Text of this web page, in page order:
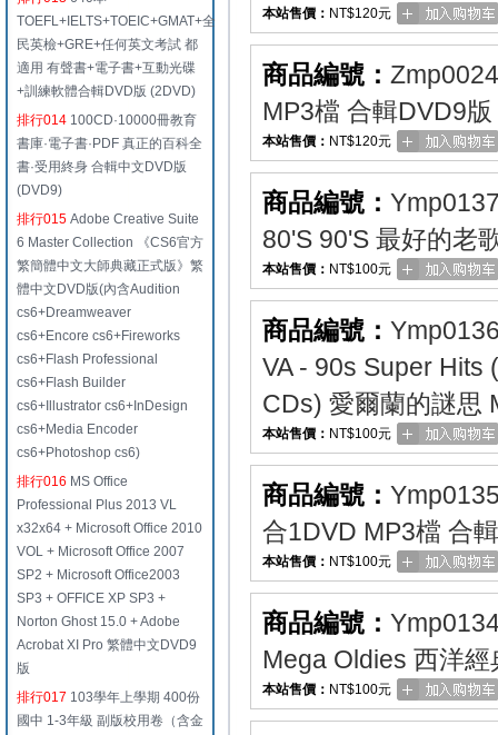
TOEFL+IELTS+TOEIC+GMAT+全
民英檢+GRE+任何英文考試 都
適用 有聲書+電子書+互動光碟
+訓練軟體合輯DVD版 (2DVD)
排行014 100CD·10000冊教育
書庫·電子書·PDF 真正的百科全
書·受用終身 合輯中文DVD版
(DVD9)
排行015 Adobe Creative Suite
6 Master Collection 《CS6官方
繁簡體中文大師典藏正式版》繁
體中文DVD版(內含Audition
cs6+Dreamweaver
cs6+Encore cs6+Fireworks
cs6+Flash Professional
cs6+Flash Builder
cs6+Illustrator cs6+InDesign
cs6+Media Encoder
cs6+Photoshop cs6)
排行016 MS Office
Professional Plus 2013 VL
x32x64 + Microsoft Office 2010
VOL + Microsoft Office 2007
SP2 + Microsoft Office2003
SP3 + OFFICE XP SP3 +
Norton Ghost 15.0 + Adobe
Acrobat XI Pro 繁體中文DVD9
版
排行017 103學年上學期 400份
國中 1-3年級 副版校用卷（含金
本站售價： NT$120元
商品編號： Zmp0024
MP3檔 合輯DVD9版
本站售價： NT$120元
商品編號：
80'S 90'S 最好的老
本站售價： NT$100元
商品編號：
VA - 90s Super Hits
CDs) 愛爾蘭的謎思
本站售價： NT$100元
商品編號：
合1DVD MP3檔 合
本站售價： NT$100元
商品編號：
Mega Oldies 西洋
本站售價： NT$100元